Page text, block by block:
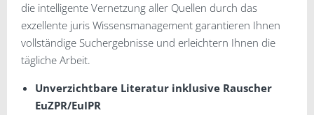
die intelligente Vernetzung aller Quellen durch das
exzellente juris Wissensmanagement garantieren Ihnen
vollständige Suchergebnisse und erleichtern Ihnen die
tägliche Arbeit.
Unverzichtbare Literatur inklusive Rauscher
EuZPR/EuIPR